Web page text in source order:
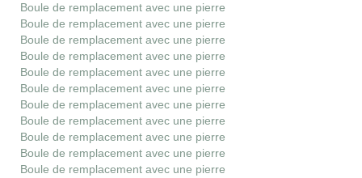
Boule de remplacement avec une pierre
Boule de remplacement avec une pierre
Boule de remplacement avec une pierre
Boule de remplacement avec une pierre
Boule de remplacement avec une pierre
Boule de remplacement avec une pierre
Boule de remplacement avec une pierre
Boule de remplacement avec une pierre
Boule de remplacement avec une pierre
Boule de remplacement avec une pierre
Boule de remplacement avec une pierre